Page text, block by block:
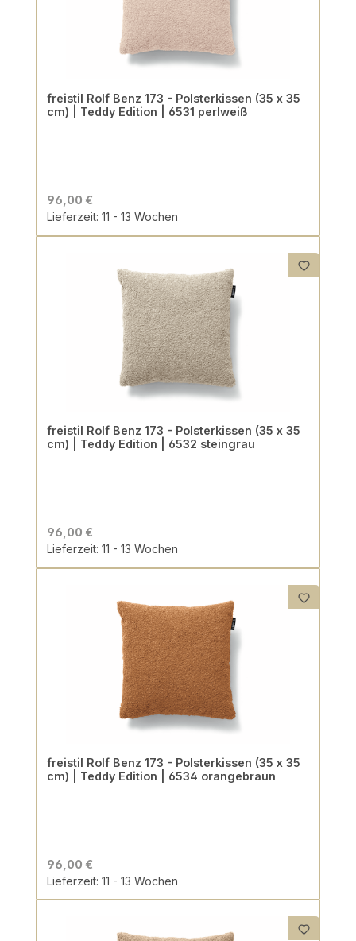
freistil Rolf Benz 173 - Polsterkissen (35 x 35
cm) | Teddy Edition | 6531 perlweiß
96,00 €
Lieferzeit: 11 - 13 Wochen
freistil Rolf Benz 173 - Polsterkissen (35 x 35
cm) | Teddy Edition | 6532 steingrau
96,00 €
Lieferzeit: 11 - 13 Wochen
freistil Rolf Benz 173 - Polsterkissen (35 x 35
cm) | Teddy Edition | 6534 orangebraun
96,00 €
Lieferzeit: 11 - 13 Wochen